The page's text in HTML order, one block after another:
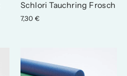
Schlori Tauchring Frosch
7,30 €